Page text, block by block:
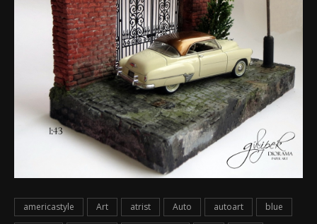
americastyle Art atrist Auto autoart blue